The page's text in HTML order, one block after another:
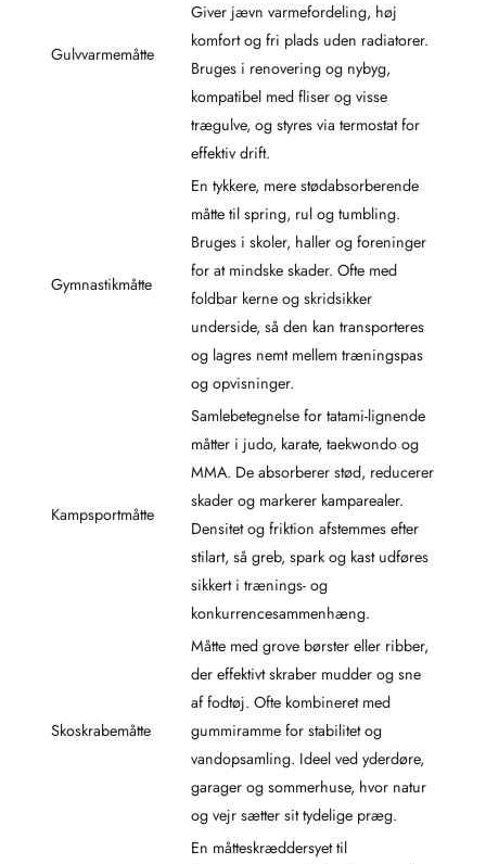
Gulvvarmemåtte
Giver jævn varmefordeling, høj
komfort og fri plads uden radiatorer.
Bruges i renovering og nybyg,
kompatibel med fliser og visse
trægulve, og styres via termostat for
effektiv drift.
Gymnastikmåtte
En tykkere, mere stødabsorberende
måtte til spring, rul og tumbling.
Bruges i skoler, haller og foreninger
for at mindske skader. Ofte med
foldbar kerne og skridsikker
underside, så den kan transporteres
og lagres nemt mellem træningspas
og opvisninger.
Kampsportmåtte
Samlebetegnelse for tatami-lignende
måtter i judo, karate, taekwondo og
MMA. De absorberer stød, reducerer
skader og markerer kamparealer.
Densitet og friktion afstemmes efter
stilart, så greb, spark og kast udføres
sikkert i trænings- og
konkurrencesammenhæng.
Skoskrabemåtte
Måtte med grove børster eller ribber,
der effektivt skraber mudder og sne
af fodtøj. Ofte kombineret med
gummiramme for stabilitet og
vandopsamling. Ideel ved yderdøre,
garager og sommerhuse, hvor natur
og vejr sætter sit tydelige præg.
En måtteskræddersyet til